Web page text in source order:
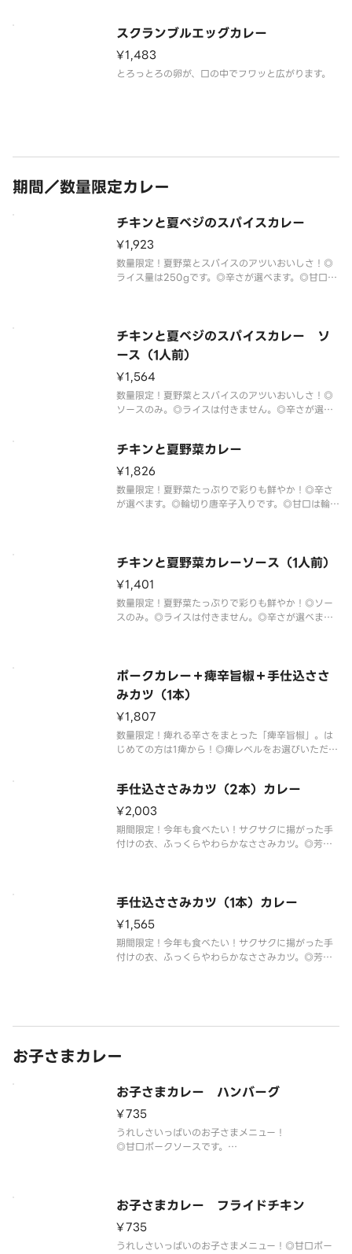
スクランブルエッグカレー
¥1,483
とろっとろの卵が、口の中でフワッと広がります。
期間／数量限定カレー
チキンと夏べジのスパイスカレー
¥1,923
数量限定！夏野菜とスパイスのアツいおいしさ！◎
ライス量は250gです。◎辛さが選べます。◎甘口は
チキンと夏べジのスパイスカレー ソ
ース（1人前）
¥1,564
数量限定！夏野菜とスパイスのアツいおいしさ！◎
ソースのみ。◎ライスは付きません。◎辛さが選べ
チキンと夏野菜カレー
¥1,826
数量限定！夏野菜たっぷりで彩りも鮮やか！◎辛さ
が選べます。◎輪切り唐辛子入りです。◎甘口は輪切
チキンと夏野菜カレーソース（1人前）
¥1,401
数量限定！夏野菜たっぷりで彩りも鮮やか！◎ソー
スのみ。◎ライスは付きません。◎辛さが選べま
ポークカレー＋痺辛旨椒＋手仕込ささ
みカツ（1本）
¥1,807
数量限定！痺れる辛さをまとった「痺辛旨椒」。は
じめての方は1痺から！◎痺レベルをお選びいただけ
す。◎芳醇ソースをお付けいたします。◎食材がなく
なり次第終了いたします。あ
手仕込ささみカツ（2本）カレー
¥2,003
期間限定！今年も食べたい！サクサクに揚がった手
付けの衣、ふっくらやわらかなささみカツ。◎芳醇
了承ください。
手仕込ささみカツ（1本）カレー
¥1,565
期間限定！今年も食べたい！サクサクに揚がった手
付けの衣、ふっくらやわらかなささみカツ。◎芳醇
お子さまカレー
お子さまカレー ハンバーグ
¥735
うれしさいっぱいのお子さまメニュー！
◎甘口ポークソースです。
すので、1歳未満の乳児には食べさせないようお気を
お子さまカレー フライドチキン
¥735
うれしさいっぱいのお子さまメニュー！◎甘口ポー